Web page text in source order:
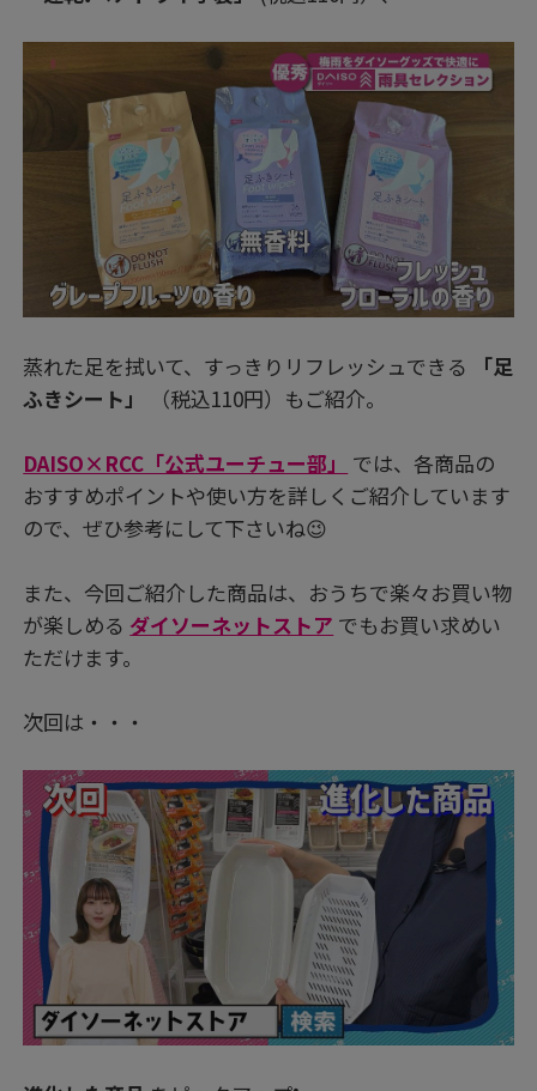
蒸れた足を拭いて、すっきりリフレッシュできる
「足
ふきシート」
（税込110円）もご紹介。
DAISO×RCC「公式ユーチュー部」
では、各商品の
おすすめポイントや使い方を詳しくご紹介しています
ので、ぜひ参考にして下さいね😉
また、今回ご紹介した商品は、おうちで楽々お買い物
が楽しめる ダイソーネットストア でもお買い求めい
ただけます。
次回は・・・